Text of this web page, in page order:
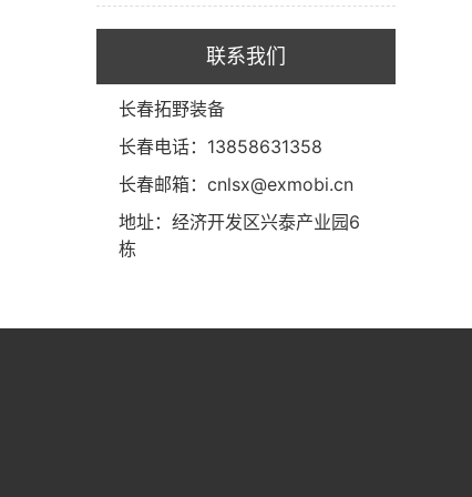
联系我们
长春拓野装备
长春电话：13858631358
长春邮箱：cnlsx@exmobi.cn
地址：经济开发区兴泰产业园6
栋